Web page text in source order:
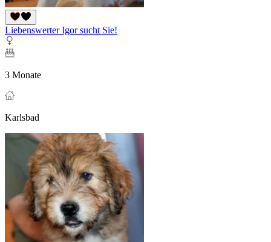
Liebenswerter Igor sucht Sie!
3 Monate
Karlsbad